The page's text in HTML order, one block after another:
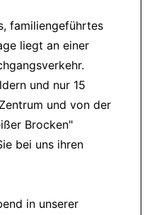
familiengeführtes
liegt an einer
und nur 15
und von der
Brocken"
bei uns ihren
in unserer